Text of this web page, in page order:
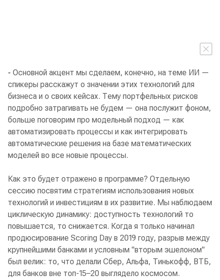
- Основной акцент мы сделаем, конечно, на теме ИИ —
спикеры расскажут о значении этих технологий для
бизнеса и о своих кейсах. Тему портфельных рисков
подробно затрагивать не будем — она послужит фоном,
больше поговорим про модельный подход — как
автоматизировать процессы и как интегрировать
автоматические решения на базе математических
моделей во все новые процессы.
Как это будет отражено в программе? Отдельную
сессию посвятим стратегиям использования новых
технологий и инвестициям в их развитие. Мы наблюдаем
циклическую динамику: доступность технологий то
повышается, то снижается. Когда я только начинал
продюсирование Scoring Day в 2019 году, разрыв между
крупнейшими банками и условным "вторым эшелоном"
был велик: то, что делали Сбер, Альфа, Тинькофф, ВТБ,
для банков вне топ-15–20 выглядело космосом.